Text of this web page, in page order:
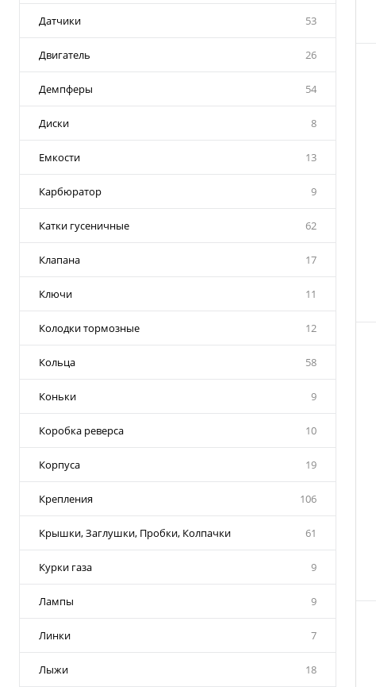
Датчики 53
Двигатель 26
Демпферы 54
Диски 8
Емкости 13
Карбюратор 9
Катки гусеничные 62
Клапана 17
Ключи 11
Колодки тормозные 12
Кольца 58
Коньки 9
Коробка реверса 10
Корпуса 19
Крепления 106
Крышки, Заглушки, Пробки, Колпачки 61
Курки газа 9
Лампы 9
Линки 7
Лыжи 18